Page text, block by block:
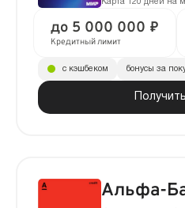
Карта 120 дней на
до 5 000 000 ₽
Кредитный лимит
с кэшбеком бонусы за
Альфа-